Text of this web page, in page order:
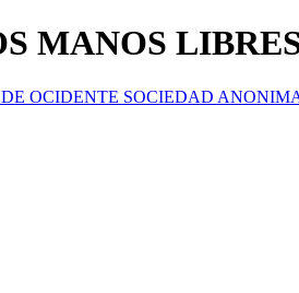
MANOS
OCIDENTE SOCIEDAD